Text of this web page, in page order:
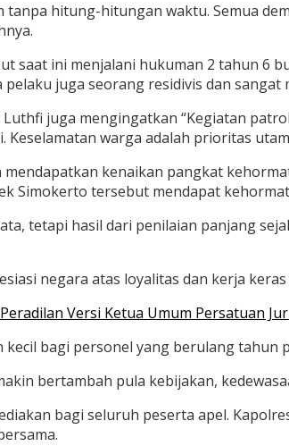
tanpa hitung-hitungan waktu. Semua
saat ini menjalani hukuman 2 tahun 6
juga seorang residivis dan
juga mengingatkan “Kegiatan
warga adalah prioritas
kenaikan pangkat
Simokerto tersebut mendapat
tetapi hasil dari penilaian panjang
negara atas loyalitas dan kerja
Versi Ketua Umum Persatuan
bagi personel yang berulang
bertambah pula kebijakan,
bagi seluruh peserta apel.